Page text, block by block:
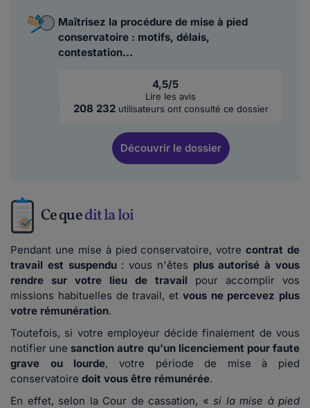
Maîtrisez la procédure de mise à pied
conservatoire : motifs, délais,
contestation...
4,5/5
Lire les avis
208 232 utilisateurs ont consulté ce dossier
Découvrirle dossier
Ce quedit la loi
Pendant une mise à pied conservatoire, votre contrat de
travail est suspendu: vous n'êtes plus autorisé à vous
rendre sur votre lieu de travail pour accomplir vos
missions habituelles de travail, et vous ne percevez plus
votre rémunération.
Toutefois, si votre employeur décide finalement de vous
notifier une sanction autre qu'un licenciement pour faute
grave ou lourde, votre période de mise à pied
conservatoire doit vous être rémunérée.
En effet, selon la Cour de cassation, « si la mise à pied